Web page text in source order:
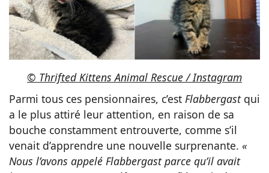
© Thrifted Kittens Animal Rescue / Instagram
Parmi tous ces pensionnaires, c’est Flabbergast qui
a le plus attiré leur attention, en raison de sa
bouche constamment entrouverte, comme s’il
venait d’apprendre une nouvelle surprenante. «
Nous l’avons appelé Flabbergast parce qu’il avait